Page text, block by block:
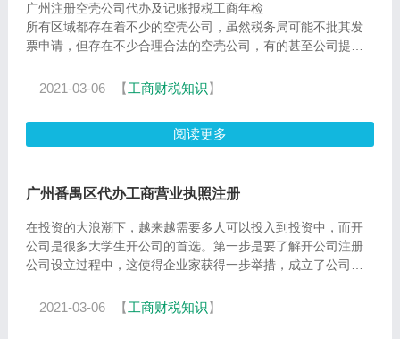
广州注册空壳公司代办及记账报税工商年检
所有区域都存在着不少的空壳公司，虽然税务局可能不批其发
票申请，但存在不少合理合法的空壳公司，有的甚至公司提供
2021-03-06 【工商财税知识】
阅读更多
广州番禺区代办工商营业执照注册
在投资的大浪潮下，越来越需要多人可以投入到投资中，而开
公司是很多大学生开公司的首选。第一步是要了解开公司注册
公司设立过程中，这使得企业家获得一步举措，成立了公司为
2021-03-06 【工商财税知识】